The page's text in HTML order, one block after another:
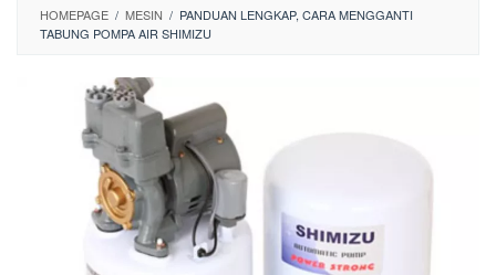
HOMEPAGE / MESIN / PANDUAN LENGKAP, CARA MENGGANTI
TABUNG POMPA AIR SHIMIZU